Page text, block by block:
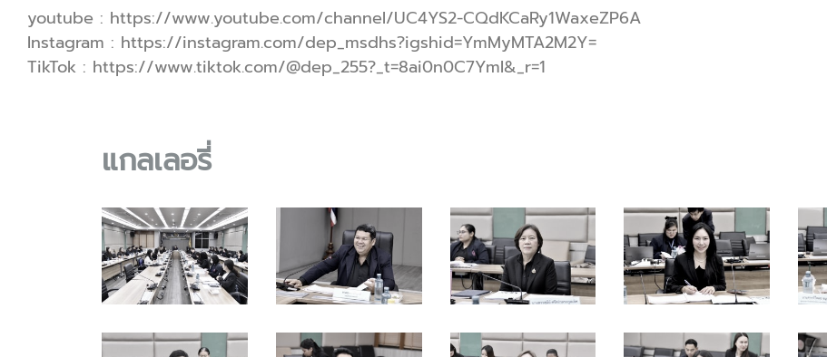
youtube : https://www.youtube.com/channel/UC4YS2-CQdKCaRy1WaxeZP6A
Instagram : https://instagram.com/dep_msdhs?igshid=YmMyMTA2M2Y=
TikTok : https://www.tiktok.com/@dep_255?_t=8ai0n0C7YmI&_r=1
แกลเลอรี่